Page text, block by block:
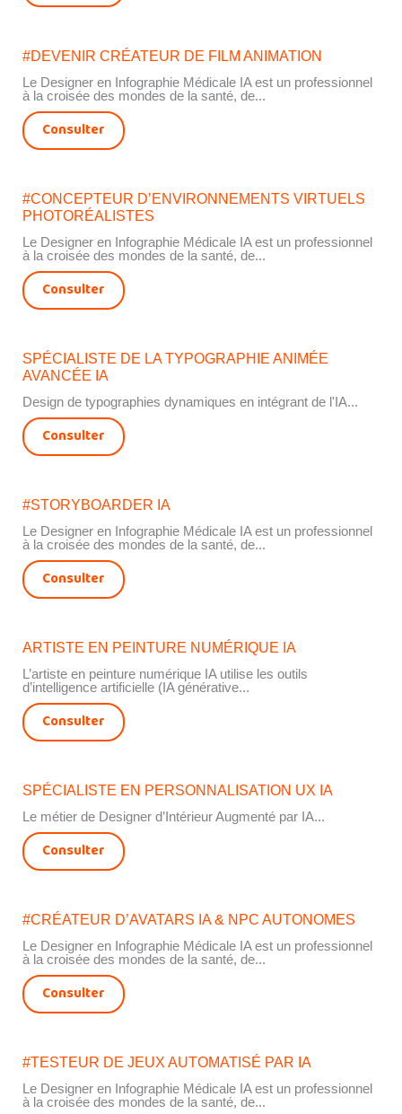
#DEVENIR CRÉATEUR DE FILM ANIMATION
Le Designer en Infographie Médicale IA est un professionnel
à la croisée des mondes de la santé, de...
Consulter
#CONCEPTEUR D’ENVIRONNEMENTS VIRTUELS
PHOTORÉALISTES
Le Designer en Infographie Médicale IA est un professionnel
à la croisée des mondes de la santé, de...
Consulter
SPÉCIALISTE DE LA TYPOGRAPHIE ANIMÉE
AVANCÉE IA
Design de typographies dynamiques en intégrant de l'IA...
Consulter
#STORYBOARDER IA
Le Designer en Infographie Médicale IA est un professionnel
à la croisée des mondes de la santé, de...
Consulter
ARTISTE EN PEINTURE NUMÉRIQUE IA
L’artiste en peinture numérique IA utilise les outils
d’intelligence artificielle (IA générative...
Consulter
SPÉCIALISTE EN PERSONNALISATION UX IA
Le métier de Designer d’Intérieur Augmenté par IA...
Consulter
#CRÉATEUR D’AVATARS IA & NPC AUTONOMES
Le Designer en Infographie Médicale IA est un professionnel
à la croisée des mondes de la santé, de...
Consulter
#TESTEUR DE JEUX AUTOMATISÉ PAR IA
Le Designer en Infographie Médicale IA est un professionnel
à la croisée des mondes de la santé, de...